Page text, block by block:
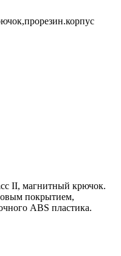
II, магнитный крючок.
покрытием,
ABS пластика.